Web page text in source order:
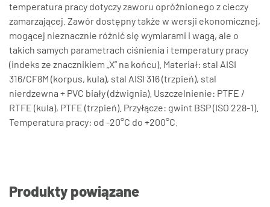
temperatura pracy dotyczy zaworu opróżnionego z cieczy
zamarzającej. Zawór dostępny także w wersji ekonomicznej,
mogącej nieznacznie różnić się wymiarami i wagą, ale o
takich samych parametrach ciśnienia i temperatury pracy
(indeks ze znacznikiem „X” na końcu). Materiał: stal AISI
316/CF8M (korpus, kula), stal AISI 316 (trzpień), stal
nierdzewna + PVC biały (dźwignia). Uszczelnienie: PTFE /
RTFE (kula), PTFE (trzpień). Przyłącze: gwint BSP (ISO 228-1).
Temperatura pracy: od -20°C do +200°C.
Produkty powiązane